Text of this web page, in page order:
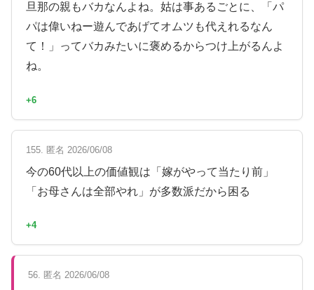
旦那の親もバカなんよね。姑は事あるごとに、「パ
パは偉いねー遊んであげてオムツも代えれるなん
て！」ってバカみたいに褒めるからつけ上がるんよ
ね。
+6
155. 匿名 2026/06/08
今の60代以上の価値観は「嫁がやって当たり前」
「お母さんは全部やれ」が多数派だから困る
+4
56. 匿名 2026/06/08